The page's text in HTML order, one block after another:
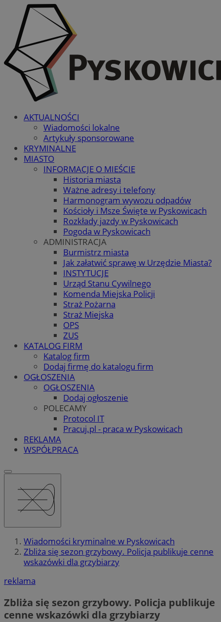
AKTUALNOŚCI
Wiadomości lokalne
Artykuły sponsorowane
KRYMINALNE
MIASTO
INFORMACJE O MIEŚCIE
Historia miasta
Ważne adresy i telefony
Harmonogram wywozu odpadów
Kościoły i Msze Święte w Pyskowicach
Rozkłady jazdy w Pyskowicach
Pogoda w Pyskowicach
ADMINISTRACJA
Burmistrz miasta
Jak załatwić sprawę w Urzędzie Miasta?
INSTYTUCJE
Urząd Stanu Cywilnego
Komenda Miejska Policji
Straż Pożarna
Straż Miejska
OPS
ZUS
KATALOG FIRM
Katalog firm
Dodaj firmę do katalogu firm
OGŁOSZENIA
OGŁOSZENIA
Dodaj ogłoszenie
POLECAMY
Protocol IT
Pracuj.pl - praca w Pyskowicach
REKLAMA
WSPÓŁPRACA
Wiadomości kryminalne w Pyskowicach
Zbliża się sezon grzybowy. Policja publikuje cenne
wskazówki dla grzybiarzy
reklama
Zbliża się sezon grzybowy. Policja publikuje
cenne wskazówki dla grzybiarzy